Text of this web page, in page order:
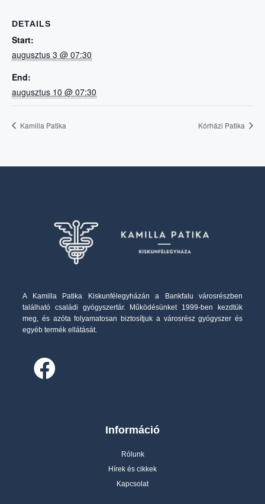
DETAILS
Start:
augusztus 3 @ 07:30
End:
augusztus 10 @ 07:30
Kamilla Patika Kórházi Patika
A Kamilla Patika Kiskunfélegyházán a Bankfalu városrészben
található családi gyógyszertár. Működésünket 1999-ben kezdtük
meg, és azóta folyamatosan biztosítjuk a városrész gyógyszer és
egyéb termék ellátását.
Információ
Rólunk
Hírek és cikkek
Kapcsolat